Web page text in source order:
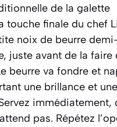
de la galette
touche finale du chef
noix de beurre
juste avant de la faire
beurre va fondre et
une brillance et
immédiatement,
pas. Répétez